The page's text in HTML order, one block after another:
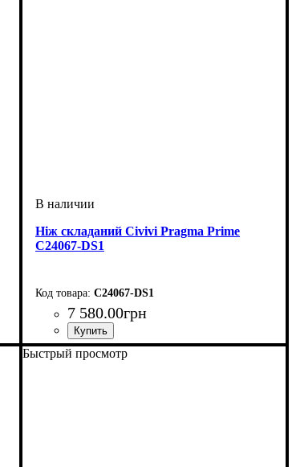
Ніж складаний Civivi Pragma Prime
C24067-DS1
C24067-DS1
7 580.00грн
Быстрый просмотр